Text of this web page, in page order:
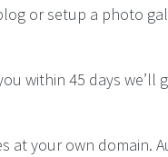
or setup a photo
within 45 days
at your own domain.